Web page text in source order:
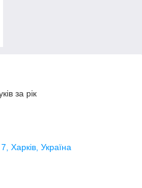
за рік
Харків, Україна